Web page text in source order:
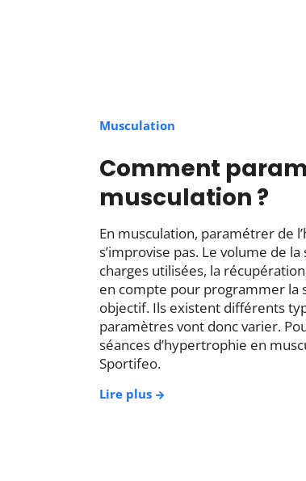
Musculation
Comment
musculation ?
En musculation, paramétrer de
s’improvise pas. Le volume de
charges utilisées, la
en compte pour programmer la
objectif. Ils existent différents
paramètres vont donc varier.
séances d’hypertrophie en
Sportifeo.
Lire plus